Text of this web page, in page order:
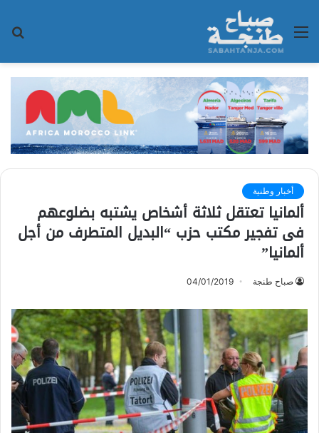
القائمة
أخبار وطنية
ألمانيا تعتقل ثلاثة أشخاص يشتبه بضلوعهم
فى تفجير مكتب حزب “البديل المتطرف من أجل
ألمانيا”
صباح طنجة 04/01/2019